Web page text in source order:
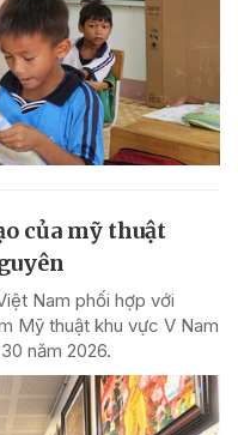
của mỹ thuật
Nam phối hợp với
Mỹ thuật khu vực V Nam
năm 2026.